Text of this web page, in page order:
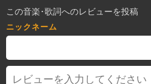
この音楽･歌詞へのレビューを投稿
ニックネーム